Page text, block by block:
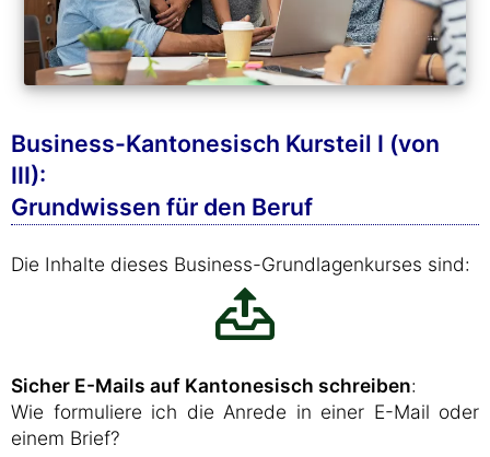
Business-Kantonesisch Kursteil I (von
III):
Grundwissen für den Beruf
Die Inhalte dieses Business-Grundlagenkurses sind:
Sicher E-Mails auf Kantonesisch schreiben:
Wie formuliere ich die Anrede in einer E-Mail oder
einem Brief?